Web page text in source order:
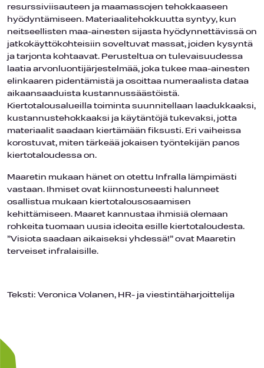
resurssiviisauteen ja maamassojen tehokkaaseen
hyödyntämiseen. Materiaalitehokkuutta syntyy, kun
neitseellisten maa-ainesten sijasta hyödynnettävissä on
jatkokäyttökohteisiin soveltuvat massat, joiden kysyntä
ja tarjonta kohtaavat. Perusteltua on tulevaisuudessa
laatia arvonluontijärjestelmää, joka tukee maa-ainesten
elinkaaren pidentämistä ja osoittaa numeraalista dataa
aikaansaaduista kustannussäästöistä.
Kiertotalousalueilla toiminta suunnitellaan laadukkaaksi,
kustannustehokkaaksi ja käytäntöjä tukevaksi, jotta
materiaalit saadaan kiertämään fiksusti. Eri vaiheissa
korostuvat, miten tärkeää jokaisen työntekijän panos
kiertotaloudessa on.
Maaretin mukaan hänet on otettu Infralla lämpimästi
vastaan. Ihmiset ovat kiinnostuneesti halunneet
osallistua mukaan kiertotalousosaamisen
kehittämiseen. Maaret kannustaa ihmisiä olemaan
rohkeita tuomaan uusia ideoita esille kiertotaloudesta.
”Visiota saadaan aikaiseksi yhdessä!” ovat Maaretin
terveiset infralaisille.
Teksti: Veronica Volanen, HR- ja viestintäharjoittelija